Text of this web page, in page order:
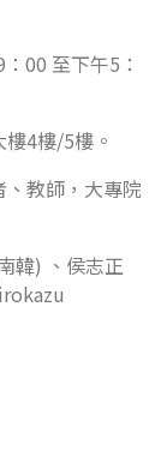
00 至下午5：
4樓/5樓。
教師，大專院
韓) 、侯志正